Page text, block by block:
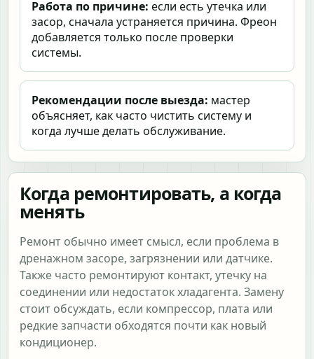
Работа по причине: если есть утечка или
засор, сначала устраняется причина. Фреон
добавляется только после проверки
системы.
Рекомендации после выезда: мастер
объясняет, как часто чистить систему и
когда лучше делать обслуживание.
Когда ремонтировать, а когда
менять
Ремонт обычно имеет смысл, если проблема в
дренажном засоре, загрязнении или датчике.
Также часто ремонтируют контакт, утечку на
соединении или недостаток хладагента. Замену
стоит обсуждать, если компрессор, плата или
редкие запчасти обходятся почти как новый
кондиционер.